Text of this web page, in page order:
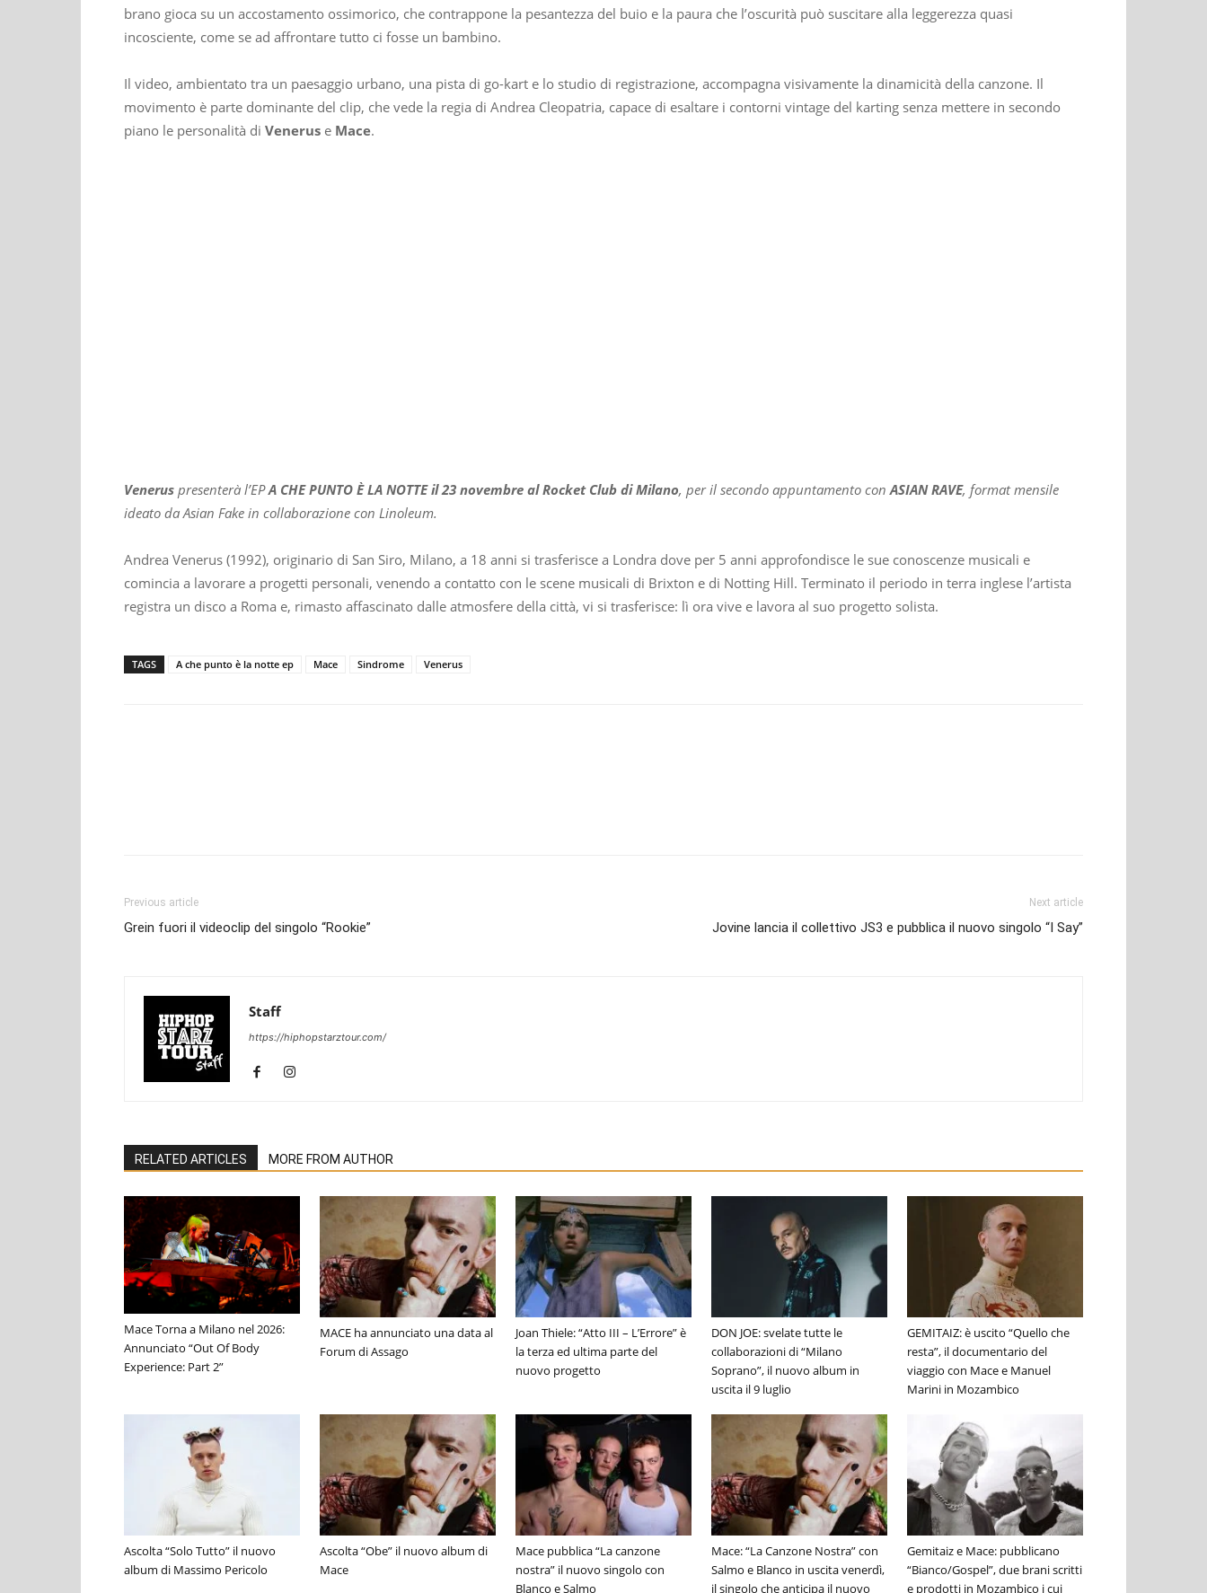
brano gioca su un accostamento ossimorico, che contrappone la pesantezza del buio e la paura che l’oscurità può suscitare alla leggerezza quasi
incosciente, come se ad affrontare tutto ci fosse un bambino.
Il video, ambientato tra un paesaggio urbano, una pista di go-kart e lo studio di registrazione, accompagna visivamente la dinamicità della canzone. Il
movimento è parte dominante del clip, che vede la regia di Andrea Cleopatria, capace di esaltare i contorni vintage del karting senza mettere in secondo
piano le personalità di Venerus e Mace.
Venerus presenterà l’EPA CHE PUNTO È LA NOTTE il 23 novembre al Rocket Club di Milano, per il secondo appuntamento conASIAN RAVE, format mensile
ideato da Asian Fake in collaborazione con Linoleum.
Andrea Venerus (1992), originario di San Siro, Milano, a 18 anni si trasferisce a Londra dove per 5 anni approfondisce le sue conoscenze musicali e
comincia a lavorare a progetti personali, venendo a contatto con le scene musicali di Brixton e di Notting Hill. Terminato il periodo in terra inglese l’artista
registra un disco a Roma e, rimasto affascinato dalle atmosfere della città, vi si trasferisce: lì ora vive e lavora al suo progetto solista.
TAGS A che punto è la notte ep Mace Sindrome Venerus
Previous article
Grein fuori il videoclip del singolo “Rookie”
Next article
Jovine lancia il collettivo JS3 e pubblica il nuovo singolo “I Say”
Staff
https://hiphopstarztour.com/
RELATED ARTICLES MORE FROM AUTHOR
Mace Torna a Milano nel 2026:
Annunciato “Out Of Body
Experience: Part 2”
MACE ha annunciato una data al
Forum di Assago
Joan Thiele: “Atto III – L’Errore” è
la terza ed ultima parte del
nuovo progetto
DON JOE: svelate tutte le
collaborazioni di “Milano
Soprano”, il nuovo album in
uscita il 9 luglio
GEMITAIZ: è uscito “Quello che
resta”, il documentario del
viaggio con Mace e Manuel
Marini in Mozambico
Ascolta “Solo Tutto” il nuovo
album di Massimo Pericolo
Ascolta “Obe” il nuovo album di
Mace
Mace pubblica “La canzone
nostra” il nuovo singolo con
Blanco e Salmo
Mace: “La Canzone Nostra” con
Salmo e Blanco in uscita venerdì,
il singolo che anticipa il nuovo
Gemitaiz e Mace: pubblicano
“Bianco/Gospel”, due brani scritti
e prodotti in Mozambico i cui